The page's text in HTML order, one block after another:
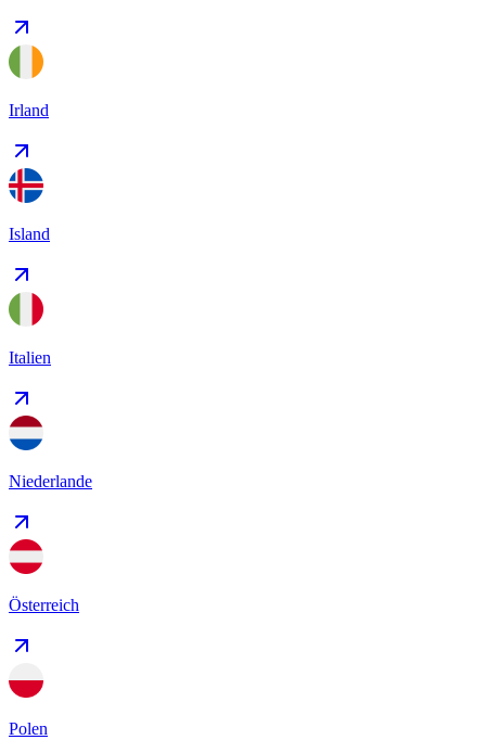
Irland
Island
Italien
Niederlande
Österreich
Polen